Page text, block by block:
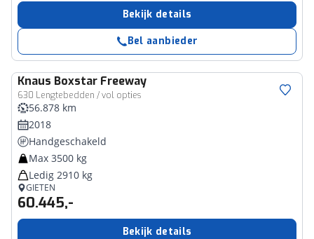
Bekijk details
Bel aanbieder
Knaus Boxstar Freeway
630 Lengtebedden / vol opties
56.878 km
2018
Handgeschakeld
Max 3500 kg
Ledig 2910 kg
GIETEN
60.445,-
Bekijk details